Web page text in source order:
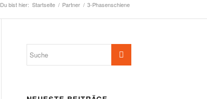
Du bist hier: Startseite / Partner / 3-Phasenschiene